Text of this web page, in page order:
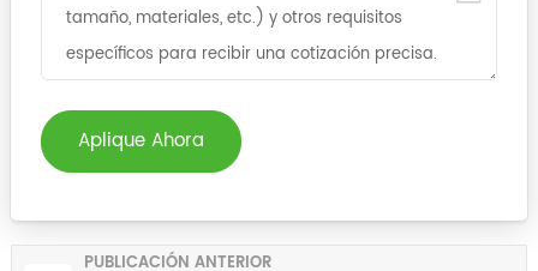
Aplique Ahora
PUBLICACIÓN ANTERIOR